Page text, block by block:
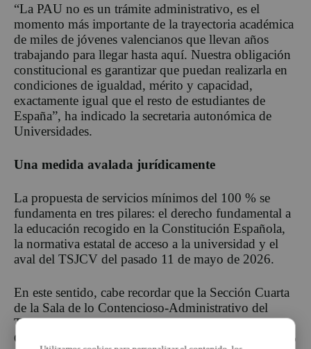
“La PAU no es un trámite administrativo, es el
momento más importante de la trayectoria académica
de miles de jóvenes valencianos que llevan años
trabajando para llegar hasta aquí. Nuestra obligación
constitucional es garantizar que puedan realizarla en
condiciones de igualdad, mérito y capacidad,
exactamente igual que el resto de estudiantes de
España”, ha indicado la secretaria autonómica de
Universidades.
Una medida avalada jurídicamente
La propuesta de servicios mínimos del 100 % se
fundamenta en tres pilares: el derecho fundamental a
la educación recogido en la Constitución Española,
la normativa estatal de acceso a la universidad y el
aval del TSJCV del pasado 11 de mayo de 2026.
En este sentido, cabe recordar que la Sección Cuarta
de la Sala de lo Contencioso-Administrativo del
TSJCV avaló los servicios mínimos dictados por la
Conselleria para los centros educativos, reconociendo